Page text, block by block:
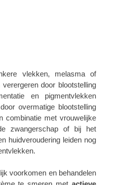
vlekken, melasma of
door blootstelling
en pigmentvlekken
overmatige blootstelling
combinatie met vrouwelijke
zwangerschap of bij het
huidveroudering leiden nog
voorkomen en behandelen